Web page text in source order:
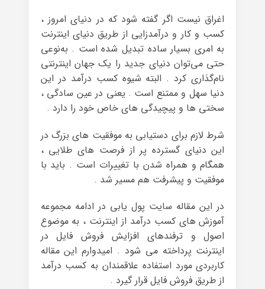
اغراق نیست اگر گفته شود که در دنیای امروز ،
کسب و کار و درآمدزایی از طریق دنیای اینترنت
به امری بسیار ساده تبدیل شده است . به‌نوعی
حتی می‌توان دنیای جدید را یک جهان اینترنتی
نام‌گذاری کرد . البته شیوه کسب درآمد در این
دنیا سهل و ممتنع است . یعنی در عین سادگی ،
سختی ها و پیچیدگی های خاص خود را دارد .
شرط لازم برای دستیابی به موفقیت های بزرگ در
این دنیای گسترده‌ پر از فرصت های طلایی ،
همگام و همراه شدن با تغییرات است . باید با
موفقیت و پیشرفت هم مسیر شد .
در این مقاله سایت پول یابی در ادامه مجموعه
آموزش های کسب درآمد از اینترنت ، به موضوع
اصول و ترفندهای افزایش فروش فایل در
اینترنت پرداخته می شود . امیدوارم این مقاله
کاربردی مورد استفاده علاقمندان به کسب درآمد
از طریق فروش فایل قرار گیرد .